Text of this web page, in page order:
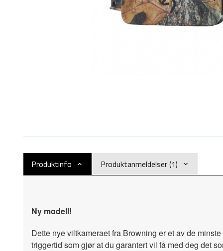
Produktinfo Produktanmeldelser (1)
Ny modell!
Dette nye viltkameraet fra Browning er et av de
triggertid som gjør at du garantert vil få med deg det